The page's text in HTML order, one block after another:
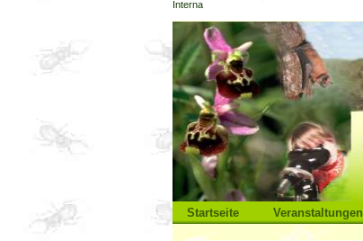
Direkt
zum
Inhalt
|
Direkt
zur
Navigation
Sektionen
Startseite Veranstaltungen
Interna